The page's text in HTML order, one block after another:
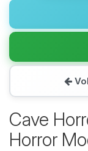
Cave
Horror